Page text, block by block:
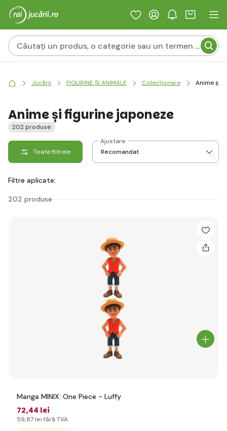
Jucării FIGURINE ȘI ANIMALE Colecționare Anime și
Anime și figurine japoneze
202 produse
Toate filtrele
Ajustare
Filtre aplicate:
202 produse
Manga MINIX: One Piece - Luffy
72,44 lei
59,87 lei fără TVA